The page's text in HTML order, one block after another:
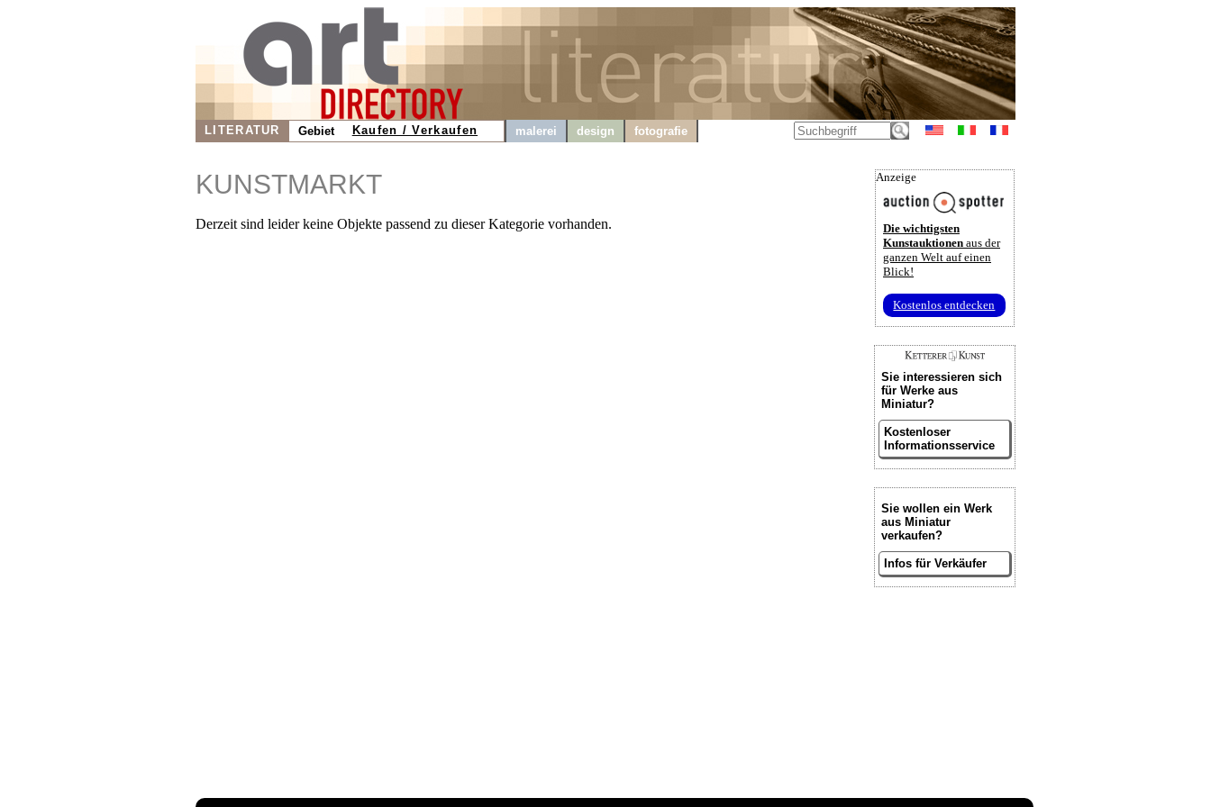
LITERATUR Gebiet Kaufen / Verkaufen malerei design fotografie
KUNSTMARKT
Derzeit sind leider keine Objekte passend zu dieser Kategorie vorhanden.
Anzeige
Die wichtigsten
Kunstauktionen aus der
ganzen Welt auf einen
Blick!
Kostenlos entdecken
Sie interessieren sich
für Werke aus
Miniatur?
Kostenloser
Informationsservice
Sie wollen ein Werk
aus Miniatur
verkaufen?
Infos für Verkäufer